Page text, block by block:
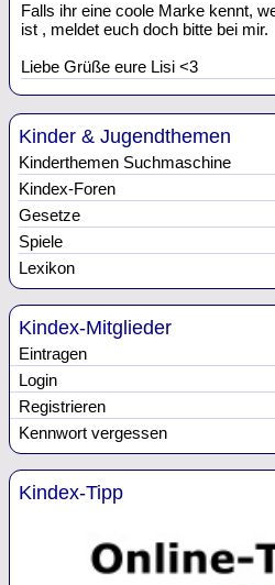
Falls ihr eine coole Marke kennt,
ist , meldet euch doch bitte bei mir.
Liebe Grüße eure Lisi <3
Kinder & Jugendthemen
Kinderthemen Suchmaschine
Kindex-Foren
Gesetze
Spiele
Lexikon
Kindex-Mitglieder
Eintragen
Login
Registrieren
Kennwort vergessen
Kindex-Tipp